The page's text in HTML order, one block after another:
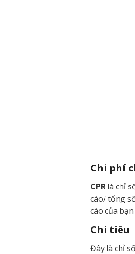
Chi phí
CPR là chỉ
cáo/ tổng
cáo của
Chi tiêu
Đây là chỉ